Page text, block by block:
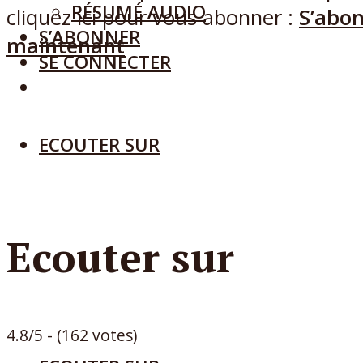
RÉSUMÉ AUDIO
S’ABONNER
SE CONNECTER
ECOUTER SUR
Ecouter sur
cliquez ici pour vous abonner :
maintenant
4.8/5 - (162 votes)